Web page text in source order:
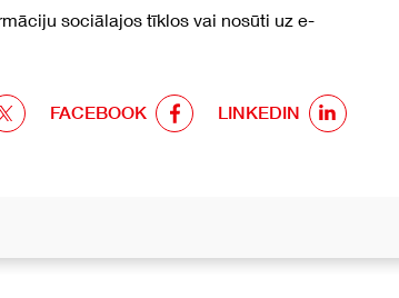
sociālajos tīklos vai nosūti uz e-
FACEBOOK LINKEDIN